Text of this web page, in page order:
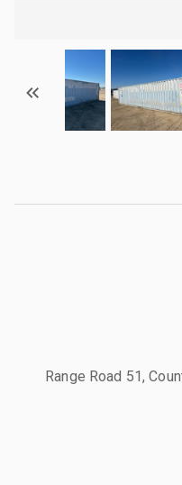
721076 Range Road 51,